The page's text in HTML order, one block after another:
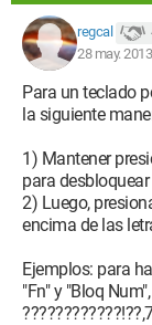
regcal
28 may.
Para un teclado
la siguiente
1) Mantener
para
2) Luego,
encima de las
Ejemplos: para
"Fn" y "Bloq